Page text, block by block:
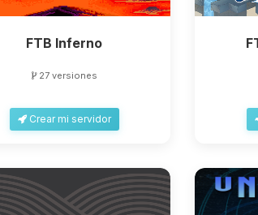
FTB Inferno
27 versiones
Crear mi servidor